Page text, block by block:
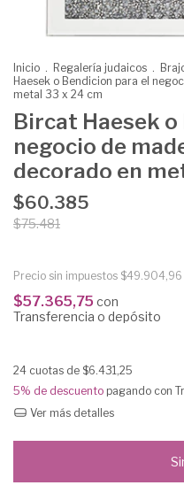
Inicio . Regalería judaicos .
Haesek o Bendicion para el
metal 33 x 24 cm
Bircat Haesek
negocio de
decorado en
$60.385
$75.481
Precio sin impuestos $49.904,96
$57.365,75 con
Transferencia o depósito
24 cuotas de $6.431,25
5% de descuento pagando con
Ver más detalles